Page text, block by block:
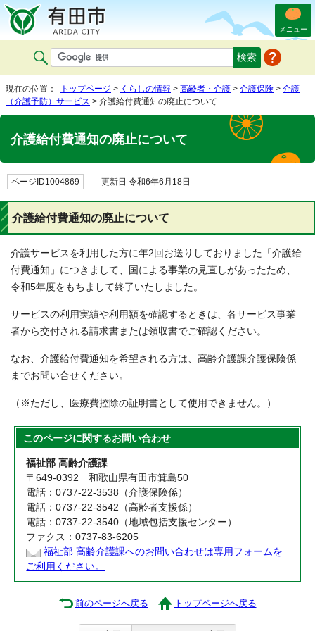
メニュー
現在の位置： トップページ > くらしの情報 > 高齢者・介護 > 介護保険 > 介護
（介護予防）サービス > 介護給付費通知の廃止について
介護給付費通知の廃止について
ページID1004869 更新日 令和6年6月18日
介護給付費通知の廃止について
介護サービスを利用した方に年2回お送りしておりました「介護給
付費通知」につきまして、国による事業の見直しがあったため、
令和5年度をもちまして終了いたしました。
サービスの利用実績や利用額を確認するときは、各サービス事業
者から交付される請求書または領収書でご確認ください。
なお、介護給付費通知を希望される方は、高齢介護課介護保険係
までお問い合せください。
（※ただし、医療費控除の証明書として使用できません。）
このページに関するお問い合わせ
福祉部 高齢介護課
〒649-0392 和歌山県有田市箕島50
電話：0737-22-3538（介護保険係）
電話：0737-22-3542（高齢者支援係）
電話：0737-22-3540（地域包括支援センター）
ファクス：0737-83-6205
福祉部 高齢介護課へのお問い合わせは専用フォームを
ご利用ください。
前のページへ戻る トップページへ戻る